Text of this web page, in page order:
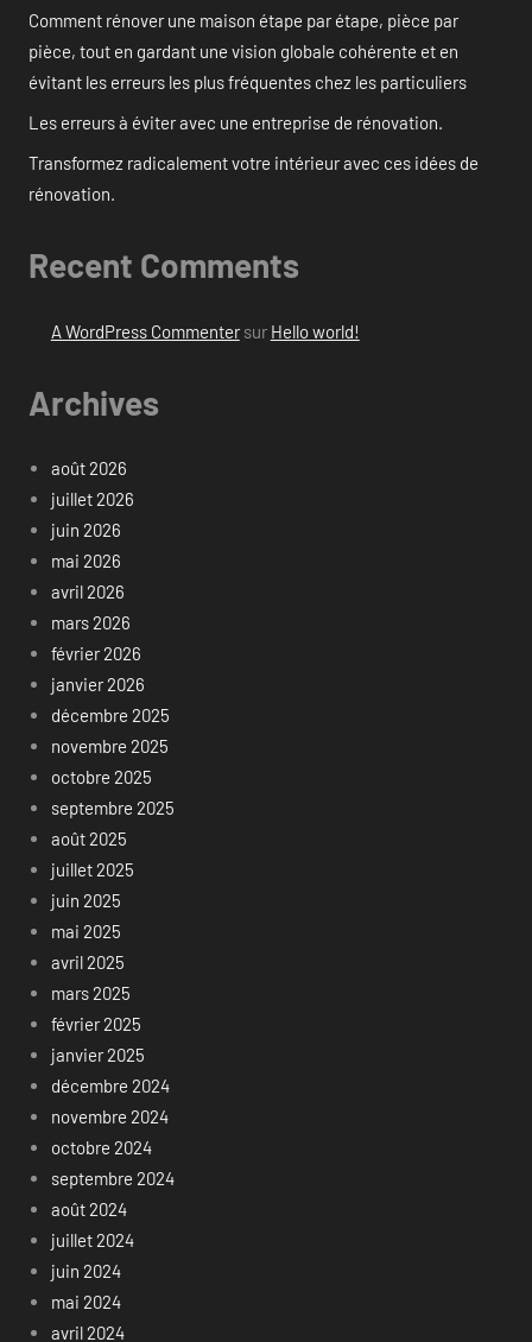
Comment rénover une maison étape par étape, pièce par
pièce, tout en gardant une vision globale cohérente et en
évitant les erreurs les plus fréquentes chez les particuliers
Les erreurs à éviter avec une entreprise de rénovation.
Transformez radicalement votre intérieur avec ces idées de
rénovation.
Recent Comments
A WordPress Commentersur Hello world!
Archives
août 2026
juillet 2026
juin 2026
mai 2026
avril 2026
mars 2026
février 2026
janvier 2026
décembre 2025
novembre 2025
octobre 2025
septembre 2025
août 2025
juillet 2025
juin 2025
mai 2025
avril 2025
mars 2025
février 2025
janvier 2025
décembre 2024
novembre 2024
octobre 2024
septembre 2024
août 2024
juillet 2024
juin 2024
mai 2024
avril 2024